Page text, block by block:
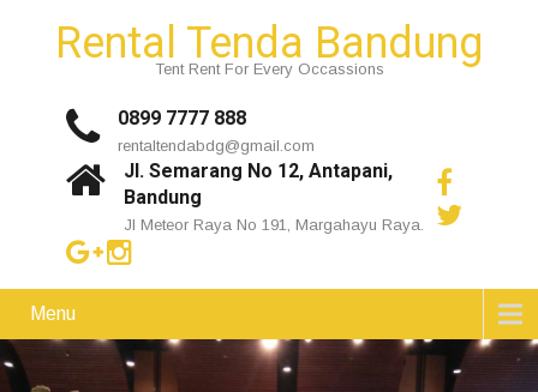
Rental Tenda Bandung
Tent Rent For Every Occassions
0899 7777 888
rentaltendabdg@gmail.com
Jl. Semarang No 12, Antapani,
Bandung
Jl Meteor Raya No 191, Margahayu Raya.
Menu